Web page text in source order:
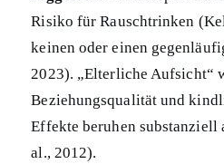
Risiko für Rauschtrinken
keinen oder einen
2023). „Elterliche Aufsicht“
Beziehungsqualität und
Effekte beruhen
al., 2012).